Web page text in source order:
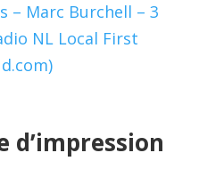
– Marc Burchell – 3
NL Local First
d’impression